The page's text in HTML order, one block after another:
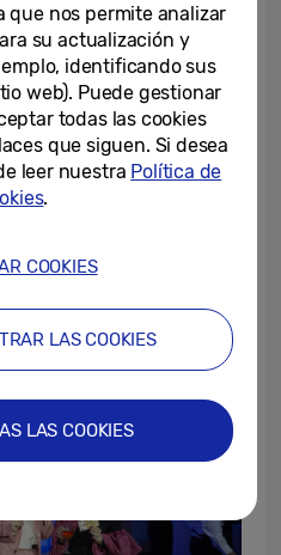
Izaguirre, Mariola
Fornés se convirtió
en un original
de la noche.
que nos permite analizar
su actualización y
identificando sus
web). Puede gestionar
todas las cookies
que siguen. Si desea
leer nuestra Política de
.
COOKIES
LAS COOKIES
LAS COOKIES